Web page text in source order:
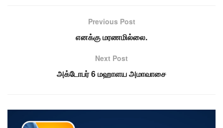
Previous Post
எனக்கு மரணமில்லை.
Next Post
அக்டோபர் 6 மஹாளய அமாவாசை